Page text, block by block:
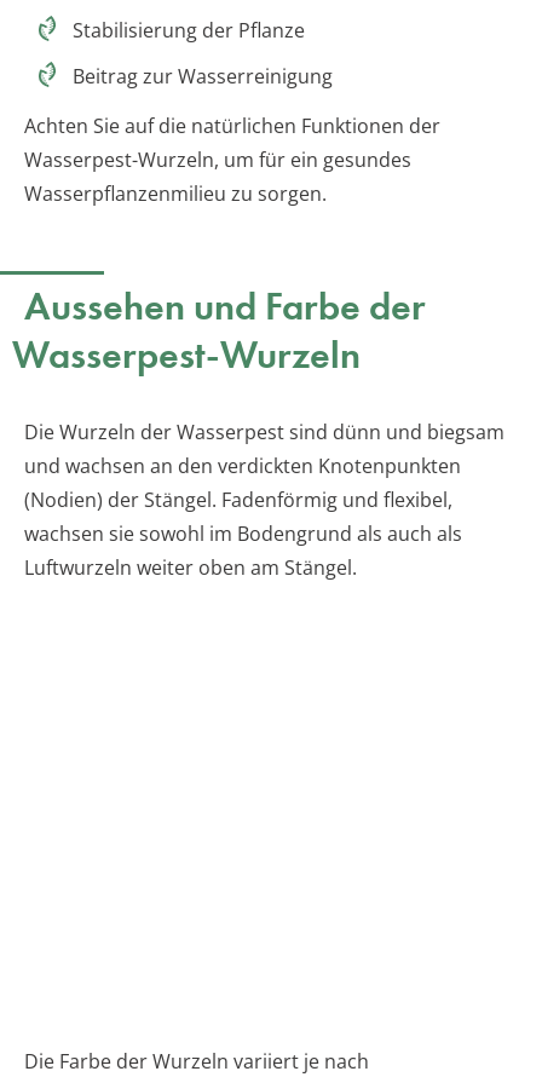
Stabilisierung der Pflanze
Beitrag zur Wasserreinigung
Achten Sie auf die natürlichen Funktionen der
Wasserpest-Wurzeln, um für ein gesundes
Wasserpflanzenmilieu zu sorgen.
Aussehen und Farbe der
Wasserpest-Wurzeln
Die Wurzeln der Wasserpest sind dünn und biegsam
und wachsen an den verdickten Knotenpunkten
(Nodien) der Stängel. Fadenförmig und flexibel,
wachsen sie sowohl im Bodengrund als auch als
Luftwurzeln weiter oben am Stängel.
Die Farbe der Wurzeln variiert je nach